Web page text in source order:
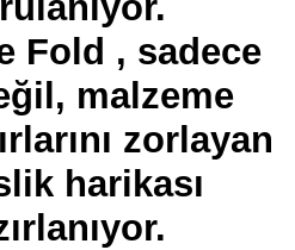
Fold , sadece
malzeme
zorlayan
harikası